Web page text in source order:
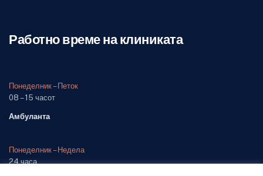
Работно време на клиниката
Понеделник – Петок
08 – 15 часот
Амбуланта
Понеделник – Недела
24 часа